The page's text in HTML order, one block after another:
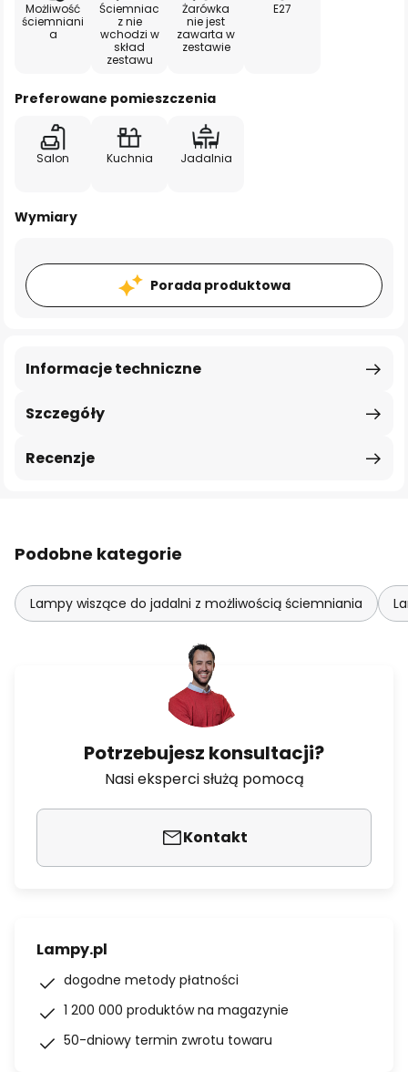
Możliwość
ściemniani
a
Ściemniac
z nie
wchodzi w
skład
zestawu
Żarówka
nie jest
zawarta w
zestawie
E27
Preferowane pomieszczenia
Salon Kuchnia Jadalnia
Wymiary
Porada produktowa
Szczegóły
Informacje techniczne
Recenzje
Podobne kategorie
Lampy wiszące do jadalni z możliwością ściemniania
Potrzebujesz konsultacji?
Nasi eksperci służą pomocą
Kontakt
Lampy.pl
dogodne metody płatności
1 200 000 produktów na magazynie
50-dniowy termin zwrotu towaru